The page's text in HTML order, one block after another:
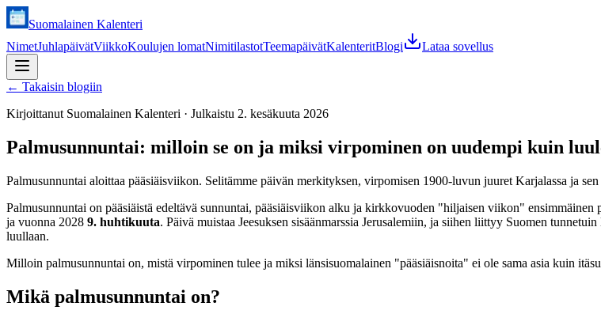
Suomalainen Kalenteri
NimetJuhlapäivätViikkoKoulujen lomatNimitilastotTeemapäivätKalenteritBlogi Lataa sovellus
← Takaisin blogiin
Kirjoittanut Suomalainen Kalenteri · Julkaistu 2. kesäkuuta 2026
Palmusunnuntai: milloin se on ja miksi virpominen on uudempi kuin
Palmusunnuntai aloittaa pääsiäisviikon. Selitämme päivän merkityksen, virpomisen 1900-luvun juuret Karjalassa ja
Palmusunnuntai on pääsiäistä edeltävä sunnuntai, pääsiäisviikon alku ja kirkkovuoden "hiljaisen viikon" ensimmäinen
ja vuonna 2028 9. huhtikuuta. Päivä muistaa Jeesuksen sisäänmarssia Jerusalemiin, ja siihen liittyy Suomen tunnetuin
luullaan.
Milloin palmusunnuntai on, mistä virpominen tulee ja miksi länsisuomalainen "pääsiäisnoita" ei ole sama asia kuin
Mikä palmusunnuntai on?